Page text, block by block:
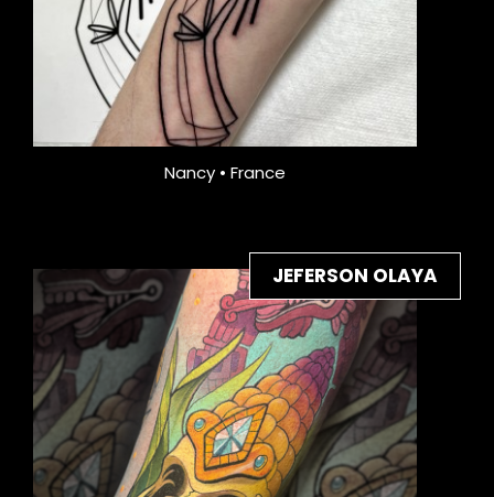
Nancy • France
JEFERSON OLAYA